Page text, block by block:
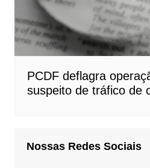
PCDF deflagra
suspeito de tráfico de
Nossas Redes Sociais